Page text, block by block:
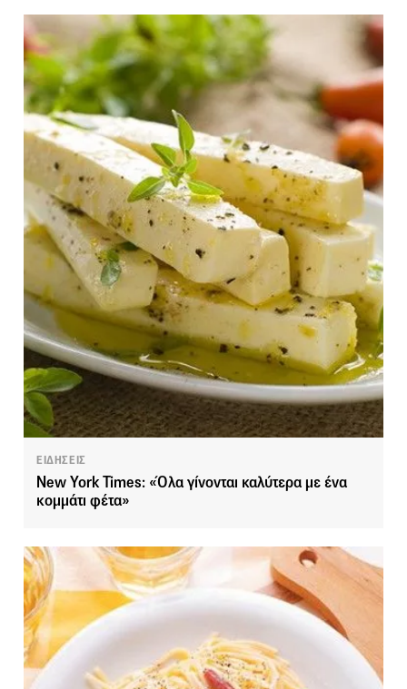
ΕΙΔΗΣΕΙΣ
New York Times: «Όλα γίνονται καλύτερα με ένα
κομμάτι φέτα»